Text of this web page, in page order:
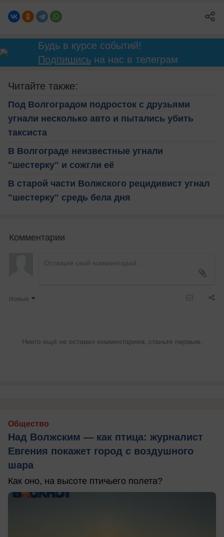
Будь в курсе событий!
Подпишисьна нас в телеграм
Читайте также:
Под Волгоградом подросток с друзьями
угнали несколько авто и пытались убить
таксиста
В Волгограде неизвестные угнали
"шестерку" и сожгли её
В старой части Волжского рецидивист угнал
"шестерку" средь бела дня
Комментарии
Новые
Никто ещё не оставил комментариев, станьте первым.
Общество
Над Волжским — как птица: журналист
Евгения покажет город с воздушного
шара
Как оно, на высоте птичьего полета?